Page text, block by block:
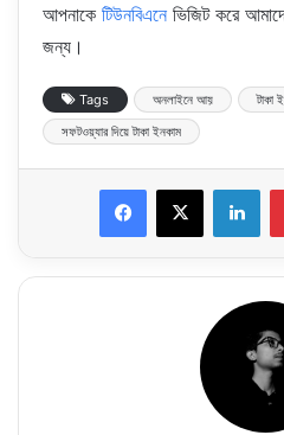
আপনাকে টিউনবিএনে ভিজিট করে
জন্য।
Tags অনলাইনে আয় টাকা
সফটওয়্যার দিয়ে টাকা ইনকাম